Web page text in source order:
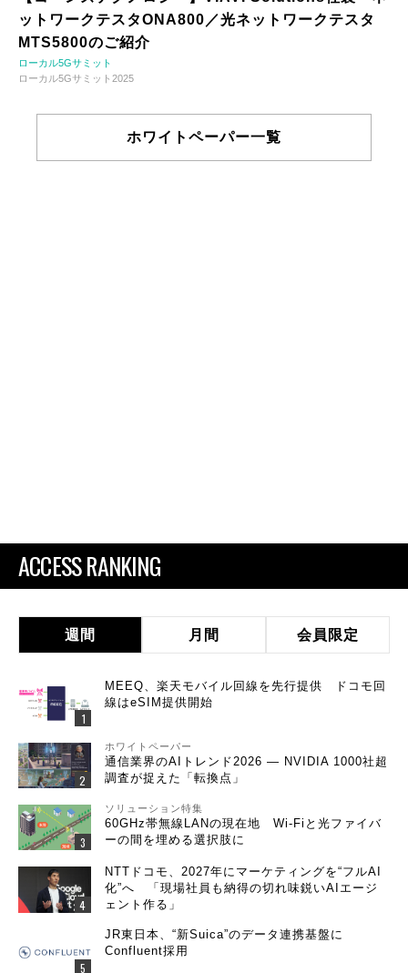
ットワークテスタONA800／光ネットワークテスタ
MTS5800のご紹介
ローカル5Gサミット
ローカル5Gサミット2025
ホワイトペーパー一覧
ACCESS RANKING
週間 月間 会員限定
MEEQ、楽天モバイル回線を先行提供 ドコモ回
線はeSIM提供開始
ホワイトペーパー
通信業界のAIトレンド2026 ― NVIDIA 1000社超
調査が捉えた「転換点」
ソリューション特集
60GHz帯無線LANの現在地 Wi-Fiと光ファイバ
ーの間を埋める選択肢に
NTTドコモ、2027年にマーケティングを“フルAI
化”へ 「現場社員も納得の切れ味鋭いAIエージ
ェント作る」
JR東日本、“新Suica”のデータ連携基盤に
Confluent採用